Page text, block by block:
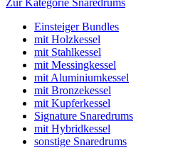
Zur Kategorie Snaredrums
Einsteiger Bundles
mit Holzkessel
mit Stahlkessel
mit Messingkessel
mit Aluminiumkessel
mit Bronzekessel
mit Kupferkessel
Signature Snaredrums
mit Hybridkessel
sonstige Snaredrums